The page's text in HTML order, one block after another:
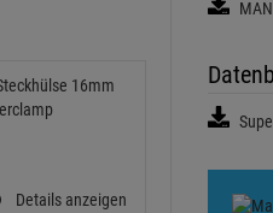
16mm
Details anzeigen